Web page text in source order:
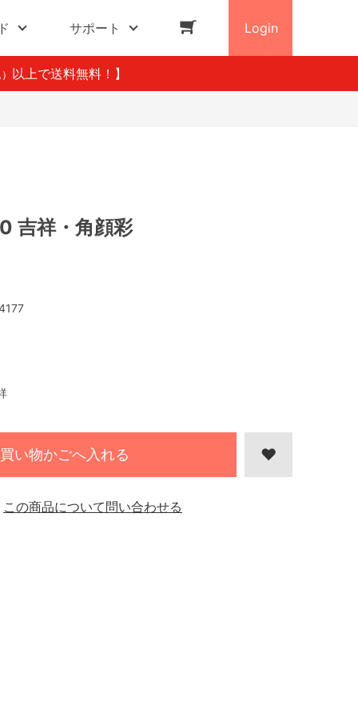
サポート Login
以上で送料無料！】
吉祥・角顔彩
買い物かごへ入れる
この商品について問い合わせる